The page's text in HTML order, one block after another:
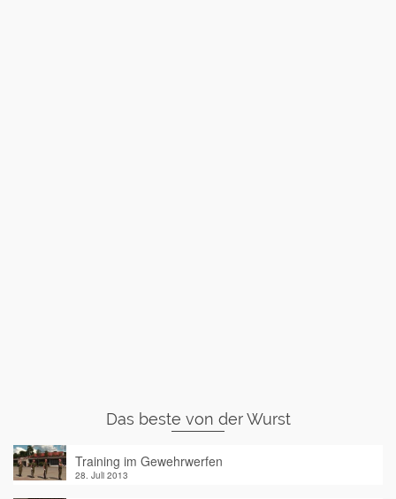
Das beste von der Wurst
Training im Gewehrwerfen
28. Juli 2013